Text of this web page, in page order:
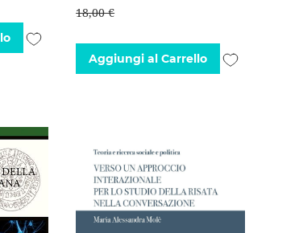
Aggiungi
18,00 €
Aggiungi al Carrello
Aggiungi